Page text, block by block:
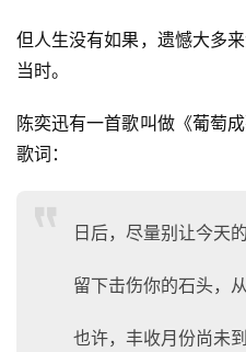
但人生没有如果，遗憾大多
当时。
陈奕迅有一首歌叫做《葡萄
歌词：
日后，尽量别让今天
留下击伤你的石头，
也许，丰收月份尚未